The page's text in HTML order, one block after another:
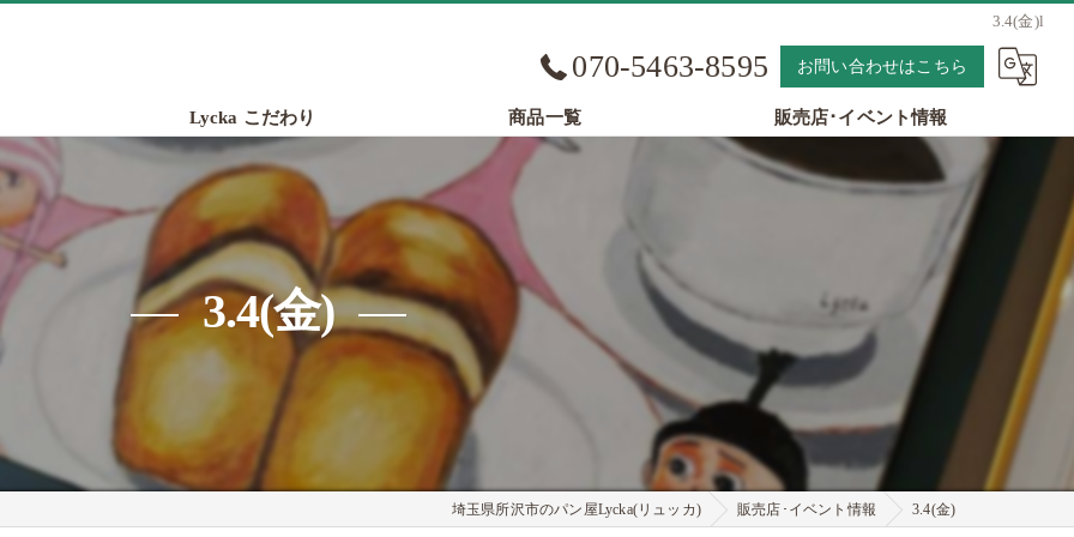
3.4(金)l
070-5463-8595 お問い合わせはこちら
Lycka こだわり 商品一覧 販売店･イベント情報
3.4(金)
埼玉県所沢市のパン屋Lycka(リュッカ) 販売店･イベント情報 3.4(金)